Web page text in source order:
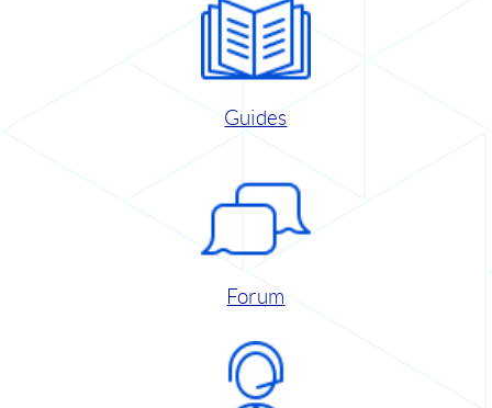
Guides
Forum